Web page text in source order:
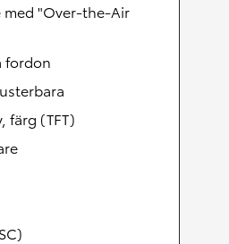
med "Over-the-Air
fordon
färg (TFT)